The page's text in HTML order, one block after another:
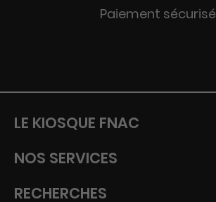
Paiement sécurisé
LE KIOSQUE FNAC
NOS SERVICES
RECHERCHES